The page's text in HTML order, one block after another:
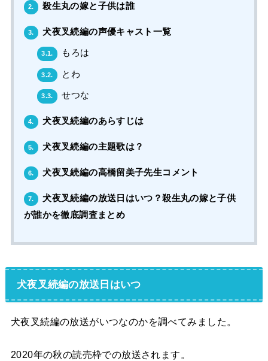
2. 殺生丸の嫁と子供は誰
3. 犬夜叉続編の声優キャスト一覧
3.1. もろは
3.2. とわ
3.3. せつな
4. 犬夜叉続編のあらすじは
5. 犬夜叉続編の主題歌は？
6. 犬夜叉続編の高橋留美子先生コメント
7.
犬夜叉続編の放送日はいつ？殺生丸の嫁と子供
が誰かを徹底調査まとめ
犬夜叉続編の放送日はいつ
犬夜叉続編の放送がいつなのかを調べてみました。
2020年の秋の読売枠での放送されます。